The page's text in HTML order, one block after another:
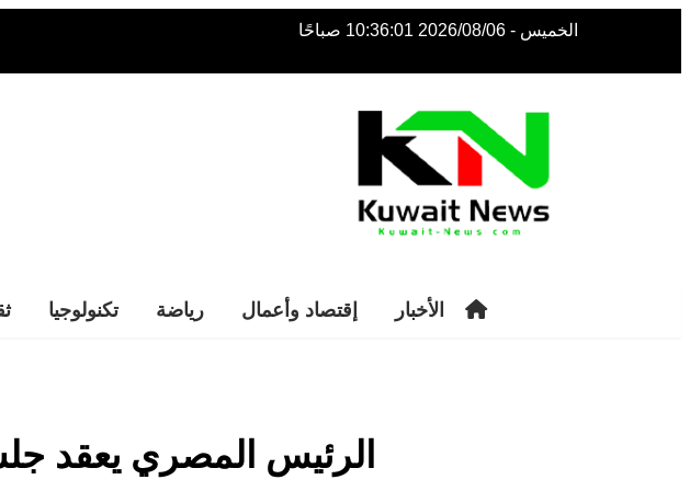
الخميس - 2026/08/06 10:36:01 صباحًا
NE
NEWS ELEMENTOR
الأخبار إقتصاد وأعمال رياضة تكنولوجيا
الرئيس المصري يعقد